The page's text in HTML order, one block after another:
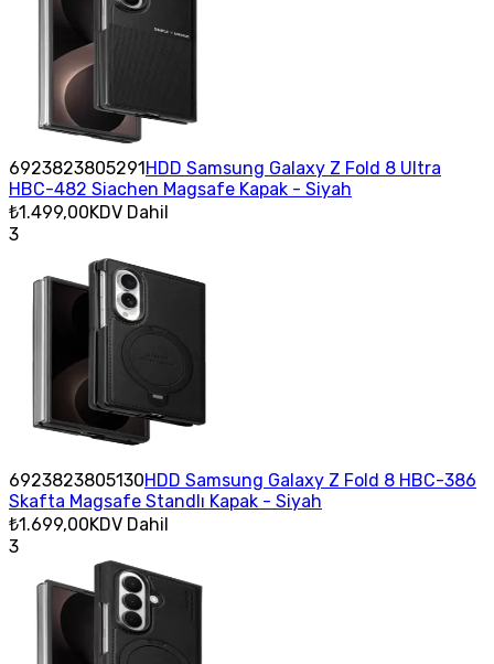
6923823805291HDD Samsung Galaxy Z Fold 8 Ultra
HBC-482 Siachen Magsafe Kapak - Siyah
₺1.499,00KDV Dahil
3
6923823805130HDD Samsung Galaxy Z Fold 8 HBC-386
Skafta Magsafe Standlı Kapak - Siyah
₺1.699,00KDV Dahil
3